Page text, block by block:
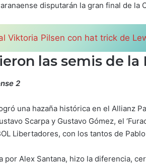
disputarán la gran final de
Viktoria Pilsen con hat trick de
las semis de la
2
una hazaña histórica en el Allianz
Scarpa y Gustavo Gómez, el
Libertadores, con los tantos de
por Alex Santana, hizo la diferencia,